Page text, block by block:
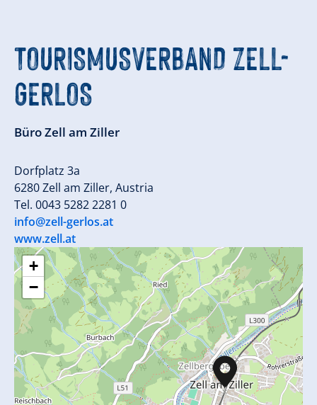
TOURISMUSVERBAND ZELL-
GERLOS
Büro Zell am Ziller
Dorfplatz 3a
6280 Zell am Ziller, Austria
Tel. 0043 5282 2281 0
info@zell-gerlos.at
www.zell.at
+
−